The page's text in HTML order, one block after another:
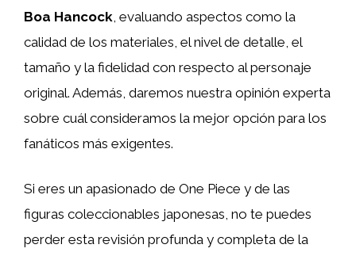
Boa Hancock , evaluando aspectos como la
calidad de los materiales, el nivel de detalle, el
tamaño y la fidelidad con respecto al personaje
original. Además, daremos nuestra opinión experta
sobre cuál consideramos la mejor opción para los
fanáticos más exigentes.
Si eres un apasionado de One Piece y de las
figuras coleccionables japonesas, no te puedes
perder esta revisión profunda y completa de la